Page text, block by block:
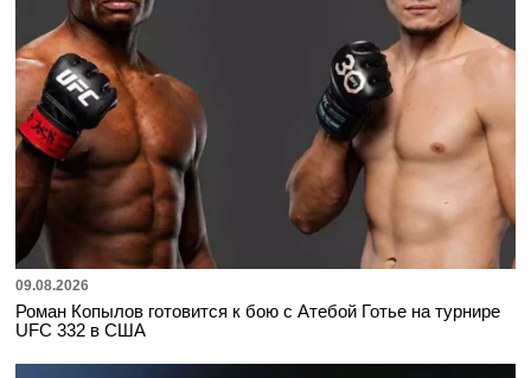
09.08.2026
Роман Копылов готовится к бою с Атебой Готье на турнире
UFC 332 в США